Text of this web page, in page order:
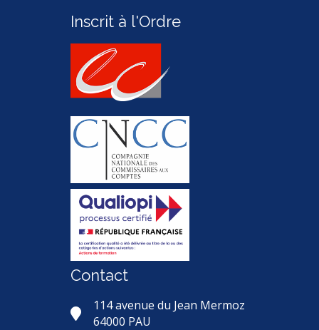
Inscrit à l'Ordre
Contact
114 avenue du Jean Mermoz
64000 PAU